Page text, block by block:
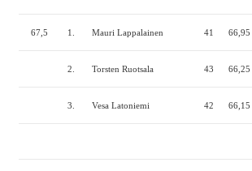
67,5 1. Mauri Lappalainen 41 66,95
2. Torsten Ruotsala 43 66,25
3. Vesa Latoniemi 42 66,15